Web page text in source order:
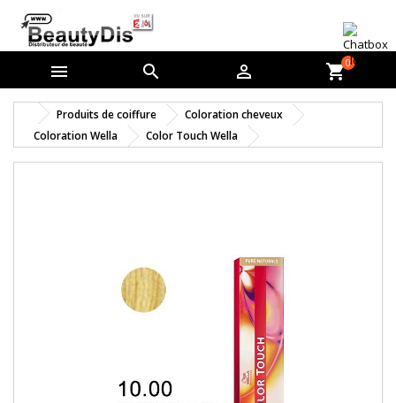
   shopping_cart0
Produits de coiffure
Coloration cheveux
Coloration Wella
Color Touch Wella